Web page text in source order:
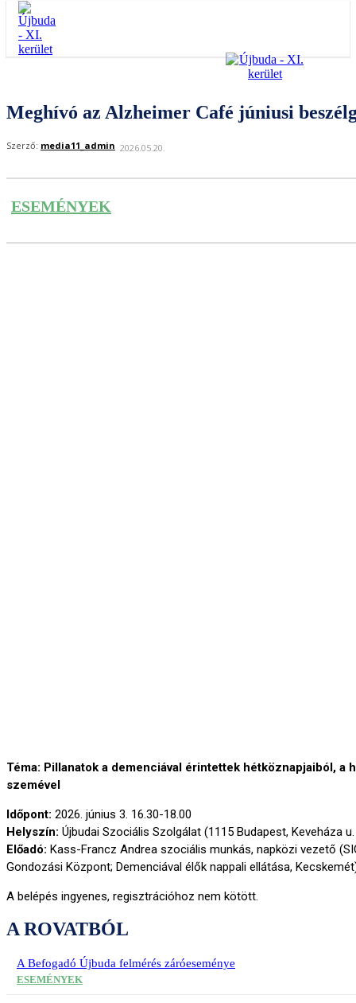
Meghívó az Alzheimer Café júniusi
Szerző: media11_admin 2026.05.20.
ESEMÉNYEK
Téma: Pillanatok a demenciával érintettek hétköznapjaiból, a
szemével
Időpont: 2026. június 3. 16.30-18.00
Helyszín: Újbudai Szociális Szolgálat (1115 Budapest, Keveháza
Előadó: Kass-Francz Andrea szociális munkás, napközi vezető
Gondozási Központ; Demenciával élők nappali ellátása,
A belépés ingyenes, regisztrációhoz nem kötött.
A ROVATBÓL
A Befogadó Újbuda felmérés záróeseménye
ESEMÉNYEK